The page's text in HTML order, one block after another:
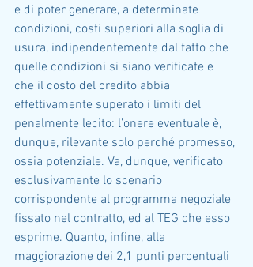
e di poter generare, a determinate
condizioni, costi superiori alla soglia di
usura, indipendentemente dal fatto che
quelle condizioni si siano verificate e
che il costo del credito abbia
effettivamente superato i limiti del
penalmente lecito: l’onere eventuale è,
dunque, rilevante solo perché promesso,
ossia potenziale. Va, dunque, verificato
esclusivamente lo scenario
corrispondente al programma negoziale
fissato nel contratto, ed al TEG che esso
esprime. Quanto, infine, alla
maggiorazione dei 2,1 punti percentuali